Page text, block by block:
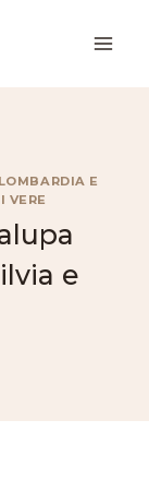
E
VERE
e